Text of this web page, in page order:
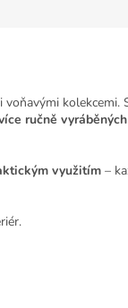
kolekcemi.
ručně
využitím –